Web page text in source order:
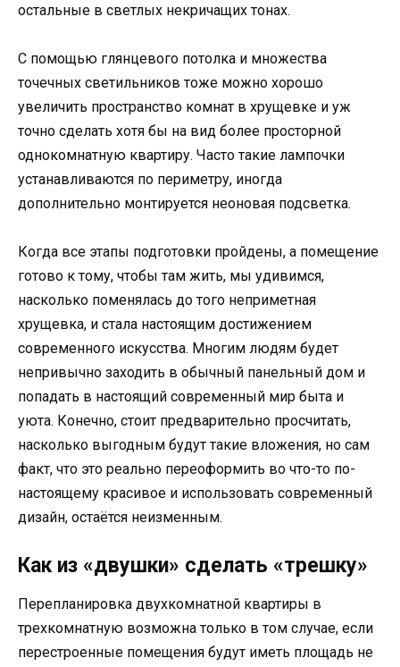
остальные в светлых некричащих тонах.
С помощью глянцевого потолка и множества
точечных светильников тоже можно хорошо
увеличить пространство комнат в хрущевке и уж
точно сделать хотя бы на вид более просторной
однокомнатную квартиру. Часто такие лампочки
устанавливаются по периметру, иногда
дополнительно монтируется неоновая подсветка.
Когда все этапы подготовки пройдены, а помещение
готово к тому, чтобы там жить, мы удивимся,
насколько поменялась до того неприметная
хрущевка, и стала настоящим достижением
современного искусства. Многим людям будет
непривычно заходить в обычный панельный дом и
попадать в настоящий современный мир быта и
уюта. Конечно, стоит предварительно просчитать,
насколько выгодным будут такие вложения, но сам
факт, что это реально переоформить во что-то по-
настоящему красивое и использовать современный
дизайн, остаётся неизменным.
Как из «двушки» сделать «трешку»
Перепланировка двухкомнатной квартиры в
трехкомнатную возможна только в том случае, если
перестроенные помещения будут иметь площадь не